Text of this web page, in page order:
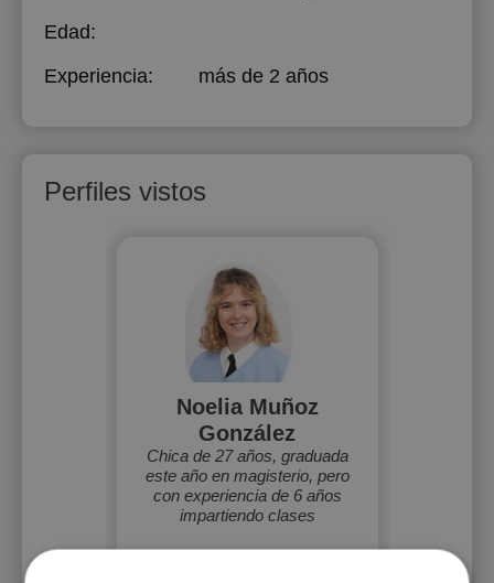
Edad:
Experiencia:
más de 2 años
Perfiles vistos
Noelia Muñoz
González
Chica de 27 años, graduada
este año en magisterio, pero
con experiencia de 6 años
impartiendo clases